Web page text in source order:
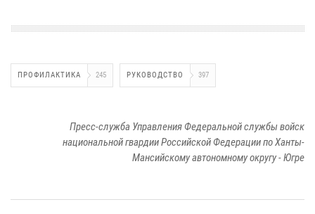
ПРОФИЛАКТИКА 245 РУКОВОДСТВО 397
Пресс-служба Управления Федеральной службы войск
национальной гвардии Российской Федерации по Ханты-
Мансийскому автономному округу - Югре